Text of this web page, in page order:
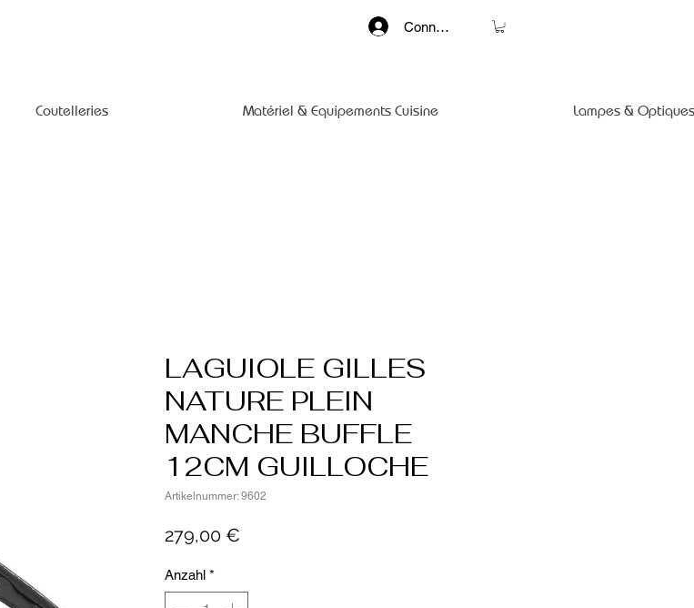
Connexion
Coutelleries Matériel & Equipements Cuisine Lampes &
LAGUIOLE GILLES
NATURE PLEIN
MANCHE BUFFLE
12CM GUILLOCHE
Artikelnummer: 9602
279,00 €
Anzahl *